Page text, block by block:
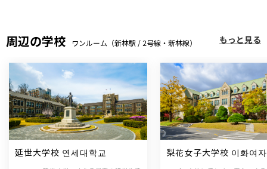
周辺の学校 ワンルーム（新林駅 / 2号線・新林線） もっと見る
延世大学校 연세대학교
梨花女子大学校 이화여